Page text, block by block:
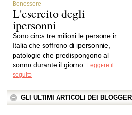
Benessere
L'esercito degli
ipersonni
Sono circa tre milioni le persone in
Italia che soffrono di ipersonnie,
patologie che predispongono al
sonno durante il giorno.
Leggere il
seguito
GLI ULTIMI ARTICOLI DEI BLOGGER